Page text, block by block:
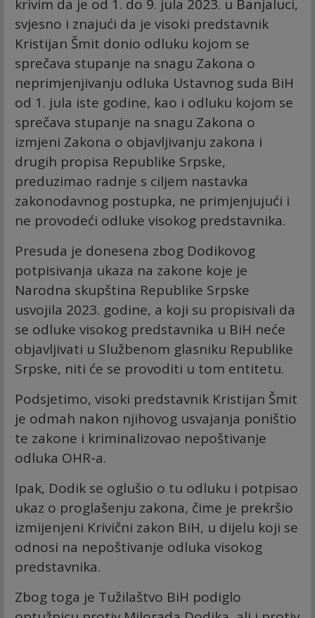
krivim da je od 1. do 9. jula 2023. u Banjaluci,
svjesno i znajući da je visoki predstavnik
Kristijan Šmit donio odluku kojom se
sprečava stupanje na snagu Zakona o
neprimjenjivanju odluka Ustavnog suda BiH
od 1. jula iste godine, kao i odluku kojom se
sprečava stupanje na snagu Zakona o
izmjeni Zakona o objavljivanju zakona i
drugih propisa Republike Srpske,
preduzimao radnje s ciljem nastavka
zakonodavnog postupka, ne primjenjujući i
ne provodeći odluke visokog predstavnika.
Presuda je donesena zbog Dodikovog
potpisivanja ukaza na zakone koje je
Narodna skupština Republike Srpske
usvojila 2023. godine, a koji su propisivali da
se odluke visokog predstavnika u BiH neće
objavljivati u Službenom glasniku Republike
Srpske, niti će se provoditi u tom entitetu.
Podsjetimo, visoki predstavnik Kristijan Šmit
je odmah nakon njihovog usvajanja poništio
te zakone i kriminalizovao nepoštivanje
odluka OHR-a.
Ipak, Dodik se oglušio o tu odluku i potpisao
ukaz o proglašenju zakona, čime je prekršio
izmijenjeni Krivični zakon BiH, u dijelu koji se
odnosi na nepoštivanje odluka visokog
predstavnika.
Zbog toga je Tužilaštvo BiH podiglo